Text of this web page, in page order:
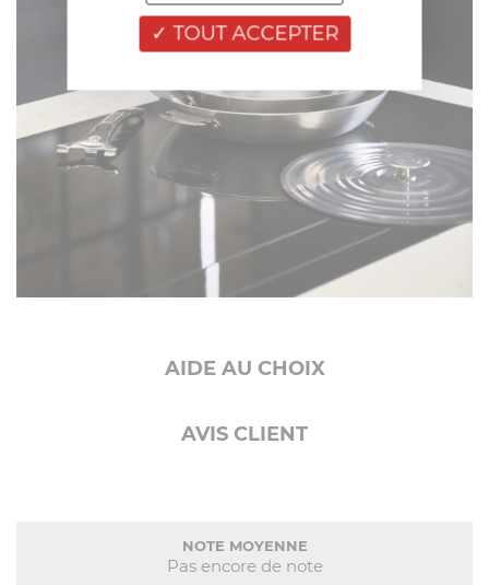
AIDE AU CHOIX
AVIS CLIENT
NOTE MOYENNE
Pas encore de note
TOUT ACCEPTER